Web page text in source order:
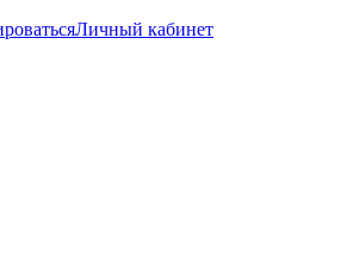
Личный кабинет